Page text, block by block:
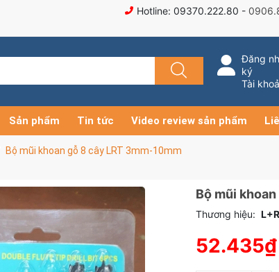
Hotline: 09370.222.80 -
Đăng
ký
Tài
Sản phẩm Tin tức Video review sản phẩm
Bộ mũi khoan gỗ 8 cây LRT 3mm-10mm
Bộ mũi
Thương hiệu:
52.435₫